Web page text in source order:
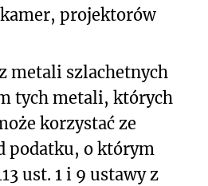
projektorów
metali szlachetnych
tych metali, których
korzystać ze
podatku, o którym
ust. 1 i 9 ustawy z